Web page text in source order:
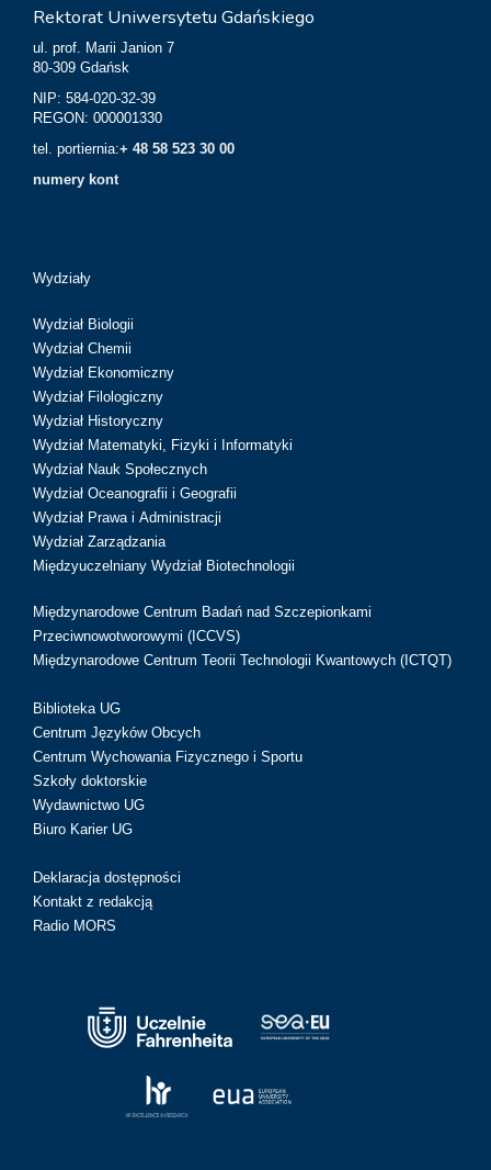
Rektorat Uniwersytetu Gdańskiego
ul. prof. Marii Janion 7
80-309 Gdańsk
NIP: 584-020-32-39
REGON: 000001330
tel. portiernia:+ 48 58 523 30 00
numery kont
Wydziały
Wydział Biologii
Wydział Chemii
Wydział Ekonomiczny
Wydział Filologiczny
Wydział Historyczny
Wydział Matematyki, Fizyki i Informatyki
Wydział Nauk Społecznych
Wydział Oceanografii i Geografii
Wydział Prawa i Administracji
Wydział Zarządzania
Międzyuczelniany Wydział Biotechnologii
Międzynarodowe Centrum Badań nad Szczepionkami
Przeciwnowotworowymi (ICCVS)
Międzynarodowe Centrum Teorii Technologii Kwantowych (ICTQT)
Biblioteka UG
Centrum Języków Obcych
Centrum Wychowania Fizycznego i Sportu
Szkoły doktorskie
Wydawnictwo UG
Biuro Karier UG
Deklaracja dostępności
Kontakt z redakcją
Radio MORS